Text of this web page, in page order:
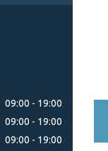
09:00 19:00
09:00 19:00
09:00 19:00